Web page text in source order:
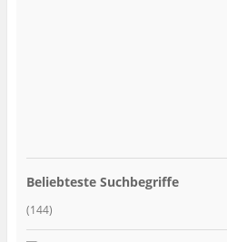
Beliebteste Suchbegriffe
(144)